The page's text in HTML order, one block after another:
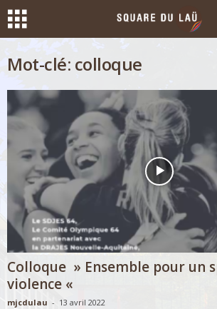
Mot-clé: colloque
Colloque » Ensemble pour un
violence «
mjcdulau - 13 avril 2022